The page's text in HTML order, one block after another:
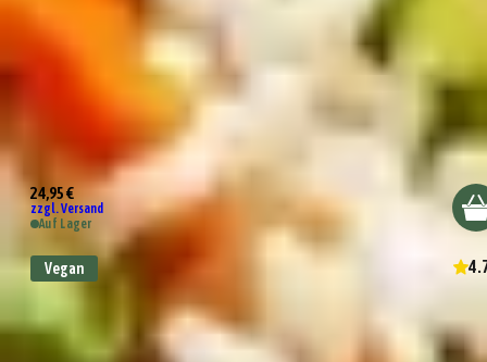
Wundertüte Danke
24,95 €
zzgl. Versand
Auf Lager
Vegan